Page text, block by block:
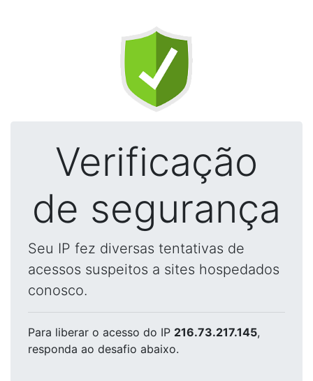
Verificação
de segurança
Seu IP fez diversas tentativas de
acessos suspeitos a sites hospedados
conosco.
Para liberar o acesso do IP 216.73.217.145,
responda ao desafio abaixo.